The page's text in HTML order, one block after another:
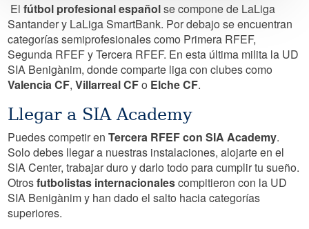
Elfútbol profesional españolse compone de LaLiga
Santander y LaLiga SmartBank. Por debajo se encuentran
categorías semiprofesionales como Primera RFEF,
Segunda RFEF y Tercera RFEF. En esta última milita la UD
SIA Benigànim, donde comparte liga con clubes como
Valencia CF,Villarreal CFo Elche CF.
Llegar a SIA Academy
Puedes competir enTercera RFEF con SIA Academy.
Solo debes llegar a nuestras instalaciones, alojarte en el
SIA Center, trabajar duro y darlo todo para cumplir tu sueño.
Otrosfutbolistas internacionalescompitieron con la UD
SIA Benigànim y han dado el salto hacia categorías
superiores.